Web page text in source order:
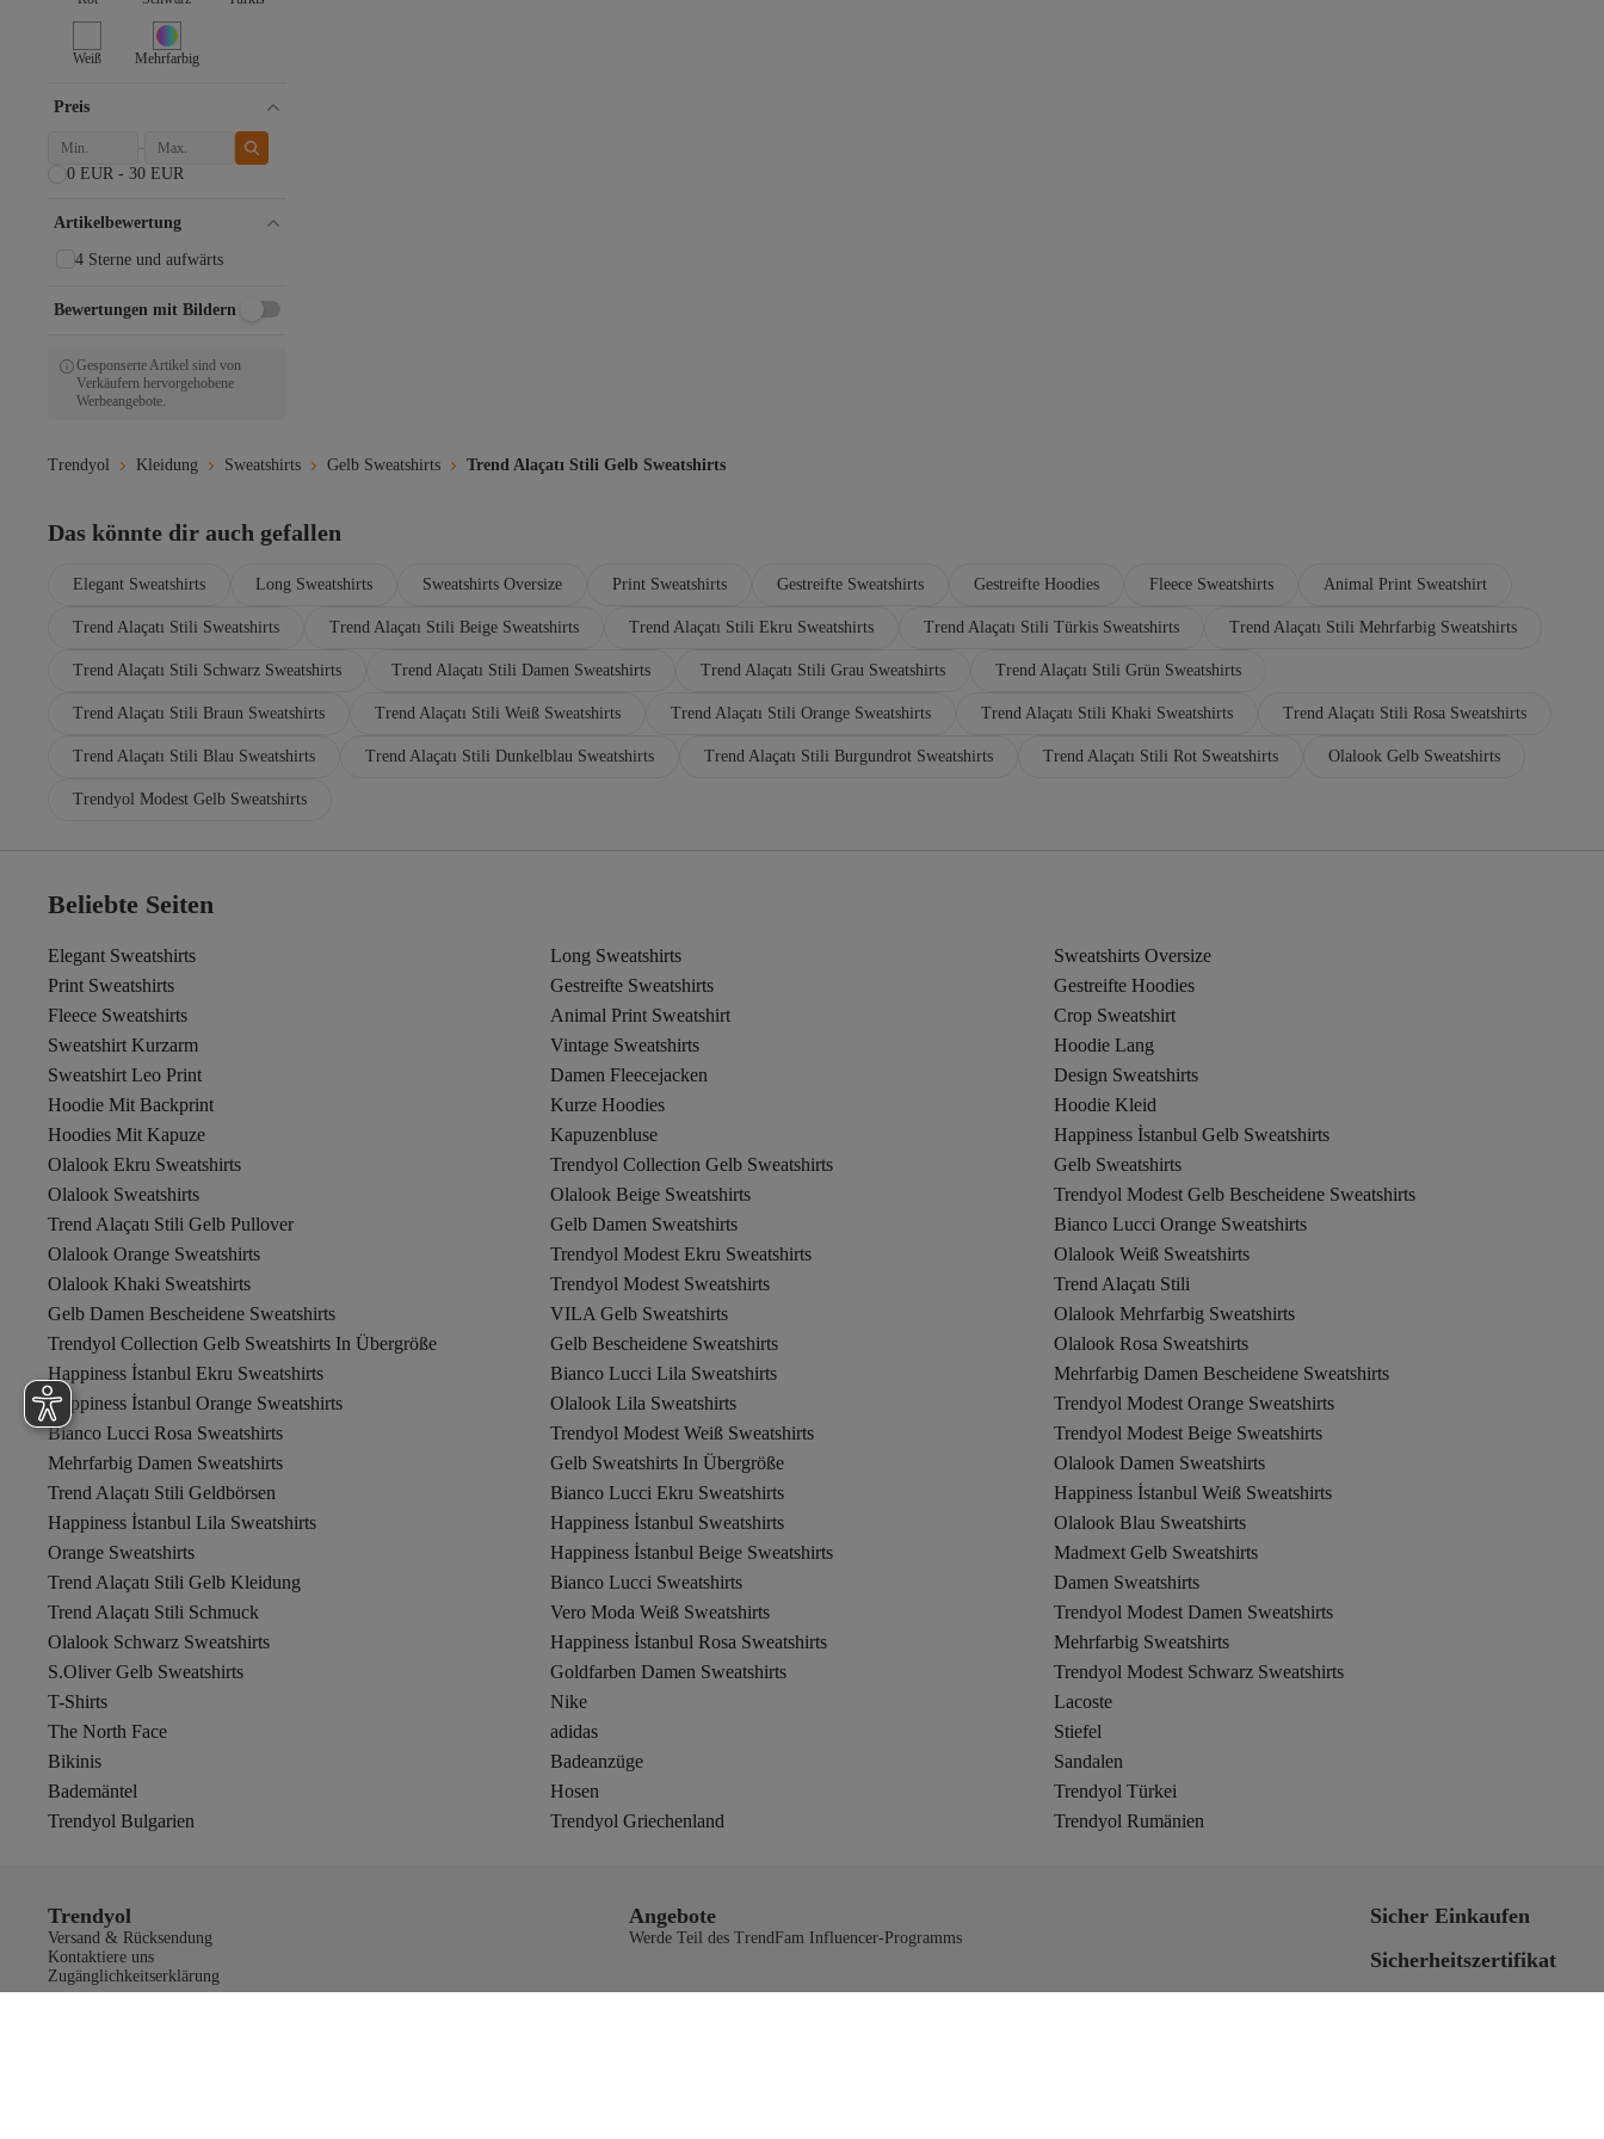
Lovelyİstanbul
myMo Rocks
Puma
QS by s.Oliver
s.Oliver
The North Face
YAS.
Weiß Mehrfarbig
Preis
0 EUR - 30 EUR
Artikelbewertung
4 Sterne und aufwärts
Bewertungen mit Bildern
Gesponserte Artikel sind von
Verkäufern hervorgehobene
Werbeangebote.
Trendyol Kleidung Sweatshirts Gelb Sweatshirts Trend Alaçatı Stili Gelb Sweatshirts
Das könnte dir auch gefallen
Elegant Sweatshirts Long Sweatshirts Sweatshirts Oversize Print Sweatshirts Gestreifte Sweatshirts Gestreifte Hoodies Fleece Sweatshirts Animal Print Sweatshirt
Trend Alaçatı Stili Sweatshirts Trend Alaçatı Stili Beige Sweatshirts Trend Alaçatı Stili Ekru Sweatshirts Trend Alaçatı Stili Türkis Sweatshirts Trend Alaçatı Stili Mehrfarbig Sweatshirts
Trend Alaçatı Stili Schwarz Sweatshirts Trend Alaçatı Stili Damen Sweatshirts Trend Alaçatı Stili Grau Sweatshirts Trend Alaçatı Stili Grün Sweatshirts
Trend Alaçatı Stili Braun Sweatshirts Trend Alaçatı Stili Weiß Sweatshirts Trend Alaçatı Stili Orange Sweatshirts Trend Alaçatı Stili Khaki Sweatshirts Trend Alaçatı Stili Rosa Sweatshirts
Trend Alaçatı Stili Blau Sweatshirts Trend Alaçatı Stili Dunkelblau Sweatshirts Trend Alaçatı Stili Burgundrot Sweatshirts Trend Alaçatı Stili Rot Sweatshirts Olalook Gelb Sweatshirts
Trendyol Modest Gelb Sweatshirts
Beliebte Seiten
Elegant Sweatshirts Long Sweatshirts
Sweatshirts Oversize
Print Sweatshirts
Gestreifte Sweatshirts
Gestreifte Hoodies
Fleece Sweatshirts
Animal Print Sweatshirt
Crop Sweatshirt
Sweatshirt Kurzarm
Vintage Sweatshirts
Hoodie Lang
Sweatshirt Leo Print
Damen Fleecejacken
Design Sweatshirts
Hoodie Mit Backprint
Kurze Hoodies
Hoodie Kleid
Hoodies Mit Kapuze
Kapuzenbluse
Happiness İstanbul Gelb Sweatshirts
Olalook Ekru Sweatshirts
Trendyol Collection Gelb Sweatshirts
Gelb Sweatshirts
Olalook Sweatshirts
Olalook Beige Sweatshirts
Trendyol Modest Gelb Bescheidene Sweatshirts
Trend Alaçatı Stili Gelb Pullover
Gelb Damen Sweatshirts
Bianco Lucci Orange Sweatshirts
Olalook Orange Sweatshirts
Trendyol Modest Ekru Sweatshirts
Olalook Weiß Sweatshirts
Olalook Khaki Sweatshirts
Trendyol Modest Sweatshirts
Trend Alaçatı Stili
Gelb Damen Bescheidene Sweatshirts
VILA Gelb Sweatshirts
Olalook Mehrfarbig Sweatshirts
Trendyol Collection Gelb Sweatshirts In Übergröße
Gelb Bescheidene Sweatshirts
Olalook Rosa Sweatshirts
Happiness İstanbul Ekru Sweatshirts
Bianco Lucci Lila Sweatshirts
Mehrfarbig Damen Bescheidene Sweatshirts
Happiness İstanbul Orange Sweatshirts
Olalook Lila Sweatshirts
Trendyol Modest Orange Sweatshirts
Bianco Lucci Rosa Sweatshirts
Trendyol Modest Weiß Sweatshirts
Trendyol Modest Beige Sweatshirts
Mehrfarbig Damen Sweatshirts
Gelb Sweatshirts In Übergröße
Olalook Damen Sweatshirts
Trend Alaçatı Stili Geldbörsen
Bianco Lucci Ekru Sweatshirts
Happiness İstanbul Weiß Sweatshirts
Happiness İstanbul Lila Sweatshirts
Happiness İstanbul Sweatshirts
Olalook Blau Sweatshirts
Orange Sweatshirts
Happiness İstanbul Beige Sweatshirts
Madmext Gelb Sweatshirts
Trend Alaçatı Stili Gelb Kleidung
Bianco Lucci Sweatshirts
Damen Sweatshirts
Trend Alaçatı Stili Schmuck
Vero Moda Weiß Sweatshirts
Trendyol Modest Damen Sweatshirts
Olalook Schwarz Sweatshirts
Happiness İstanbul Rosa Sweatshirts
Mehrfarbig Sweatshirts
S.Oliver Gelb Sweatshirts
Goldfarben Damen Sweatshirts
Trendyol Modest Schwarz Sweatshirts
T-Shirts
Nike
Lacoste
The North Face
adidas
Stiefel
Bikinis
Badeanzüge
Sandalen
Bademäntel
Hosen
Trendyol Türkei
Trendyol Bulgarien
Trendyol Griechenland Trendyol Rumänien
Trendyol
Versand & Rücksendung
Kontaktiere uns
Zugänglichkeitserklärung
Angebote
Werde Teil des TrendFam Influencer-Programms
Sicher Einkaufen
Sicherheitszertifikat